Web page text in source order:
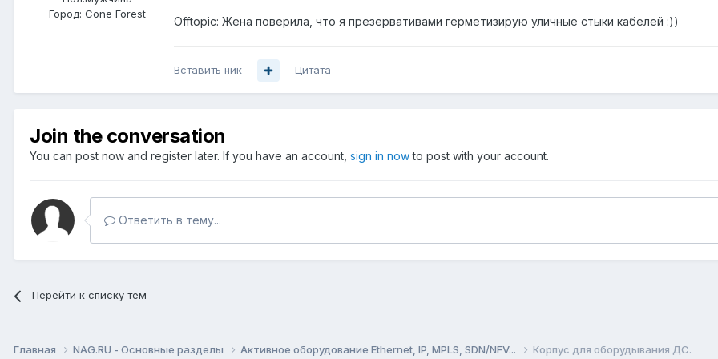
Город: Cone Forest
Offtopic: Жена поверила, что я презервативами герметизирую уличные стыки кабелей :))
Вставить ник Цитата
Join the conversation
You can post now and register later. If you have an account, sign in nowto post with your account.
Ответить в тему...
Перейти к списку тем
Главная NAG.RU - Основные разделы Активное оборудование Ethernet, IP, MPLS, SDN/NFV... Корпус для оборудывания ДС.